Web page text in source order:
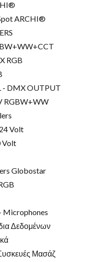
ARCHI®
RGB
- DMX OUTPUT
RGBW+WW
Volt
Volt
Globostar
Microphones
Δεδομένων
Μασάζ